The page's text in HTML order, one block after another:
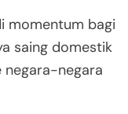
momentum bagi
saing domestik
negara-negara